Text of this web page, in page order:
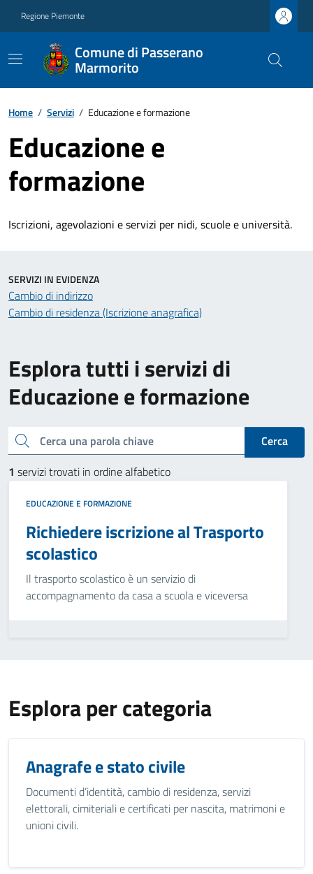
Regione Piemonte
Comune di Passerano
Marmorito
Home / Servizi / Educazione e formazione
Educazione e
formazione
Iscrizioni, agevolazioni e servizi per nidi, scuole e università.
Esplora tutti i servizi di
Educazione e formazione
Cerca una parola chiave
Cerca
1 servizi trovati in ordine alfabetico
EDUCAZIONE E FORMAZIONE
Richiedere iscrizione al Trasporto
scolastico
Il trasporto scolastico è un servizio di
accompagnamento da casa a scuola e viceversa
SERVIZI IN EVIDENZA
Cambio di indirizzo
Cambio di residenza (Iscrizione anagrafica)
Esplora per categoria
Anagrafe e stato civile
Documenti d’identità, cambio di residenza, servizi
elettorali, cimiteriali e certificati per nascita, matrimoni e
unioni civili.